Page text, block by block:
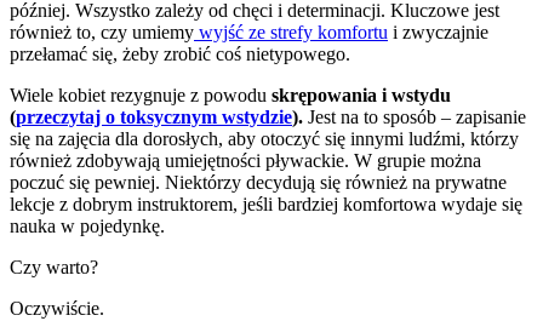
później. Wszystko zależy od chęci i determinacji. Kluczowe jest
również to, czy umiemy wyjść ze strefy komfortu i zwyczajnie
przełamać się, żeby zrobić coś nietypowego.
Wiele kobiet rezygnuje z powodu skrępowania i wstydu
(przeczytaj o toksycznym wstydzie). Jest na to sposób – zapisanie
się na zajęcia dla dorosłych, aby otoczyć się innymi ludźmi, którzy
również zdobywają umiejętności pływackie. W grupie można
poczuć się pewniej. Niektórzy decydują się również na prywatne
lekcje z dobrym instruktorem, jeśli bardziej komfortowa wydaje się
nauka w pojedynkę.
Czy warto?
Oczywiście.